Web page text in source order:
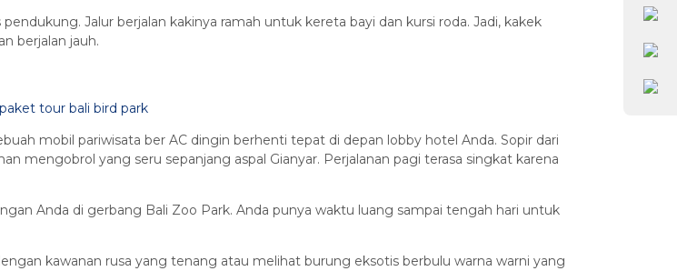
Jalur berjalan kakinya ramah untuk kereta bayi dan kursi roda. Jadi, kakek
berjalan jauh.
mobil pariwisata ber AC dingin berhenti tepat di depan lobby hotel Anda. Sopir dari
mengobrol yang seru sepanjang aspal Gianyar. Perjalanan pagi terasa singkat karena
Anda di gerbang Bali Zoo Park. Anda punya waktu luang sampai tengah hari untuk
kawanan rusa yang tenang atau melihat burung eksotis berbulu warna warni yang